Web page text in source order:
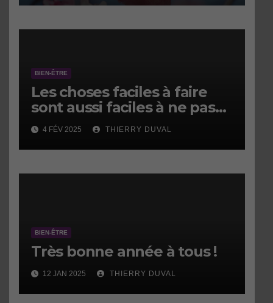
BIEN-ÊTRE
Les choses faciles à faire
sont aussi faciles à ne pas
faire.
4 FÉV 2025 THIERRY DUVAL
BIEN-ÊTRE
Très bonne année à tous !
12 JAN 2025 THIERRY DUVAL